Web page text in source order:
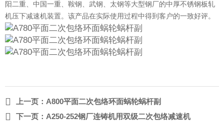
阳二重、中国一重、鞍钢、武钢、太钢等大型钢厂的中厚不锈钢板轧
机压下减速机装置。该产品在实际使用过程中得到客户的一致好评。
 上一页： A800平面二次包络环面蜗轮蜗杆副
 下一页： A250-252钢厂连铸机用双级二次包络减速机